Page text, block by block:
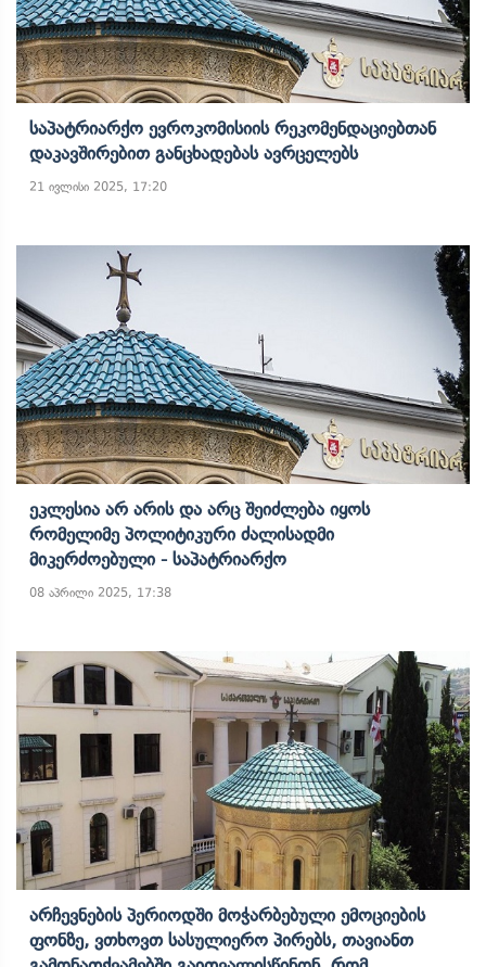
Საპატრიარქო Ევროკომისიის Რეკომენდაციებთან
Დაკავშირებით Განცხადებას Ავრცელებს
21 ივლისი 2025, 17:20
Ეკლესია Არ Არის Და Არც Შეიძლება Იყოს
Რომელიმე Პოლიტიკური Ძალისადმი
Მიკერძოებული - Საპატრიარქო
08 აპრილი 2025, 17:38
Არჩევნების Პერიოდში Მოჭარბებული Ემოციების
Ფონზე, Ვთხოვთ Სასულიერო Პირებს, Თავიანთ